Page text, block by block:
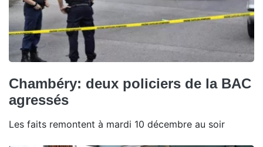
Chambéry: deux policiers de la BAC
agressés
Les faits remontent à mardi 10 décembre au soir